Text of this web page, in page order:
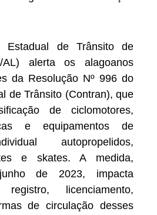
Estadual de Trânsito de
AL) alerta os alagoanos
da Resolução Nº 996 do
de Trânsito (Contran), que
de ciclomotores,
e equipamentos de
autopropelidos,
e skates. A medida,
de 2023, impacta
licenciamento,
de circulação desses